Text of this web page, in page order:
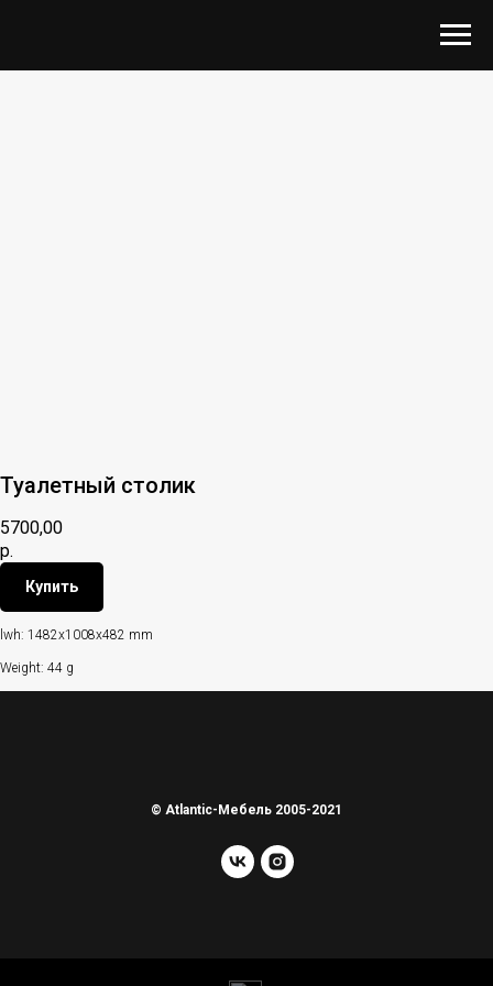
Туалетный столик
5700,00
р.
Купить
lwh: 1482x1008x482 mm
Weight: 44 g
© Atlantic-Мебель 2005-2021